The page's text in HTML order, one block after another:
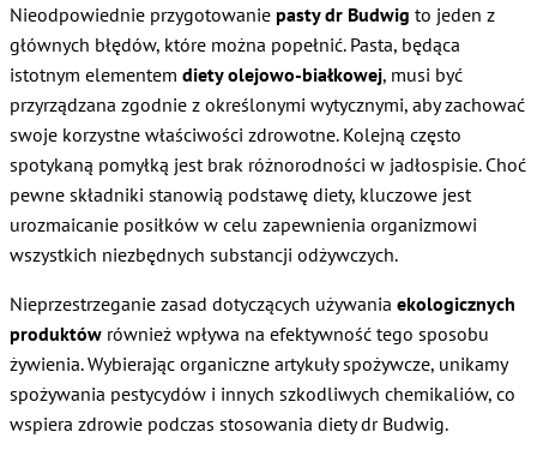
Nieodpowiednie przygotowanie pasty dr Budwig to jeden z
głównych błędów, które można popełnić. Pasta, będąca
istotnym elementem diety olejowo-białkowej, musi być
przyrządzana zgodnie z określonymi wytycznymi, aby zachować
swoje korzystne właściwości zdrowotne. Kolejną często
spotykaną pomyłką jest brak różnorodności w jadłospisie. Choć
pewne składniki stanowią podstawę diety, kluczowe jest
urozmaicanie posiłków w celu zapewnienia organizmowi
wszystkich niezbędnych substancji odżywczych.
Nieprzestrzeganie zasad dotyczących używania ekologicznych
produktów również wpływa na efektywność tego sposobu
żywienia. Wybierając organiczne artykuły spożywcze, unikamy
spożywania pestycydów i innych szkodliwych chemikaliów, co
wspiera zdrowie podczas stosowania diety dr Budwig.